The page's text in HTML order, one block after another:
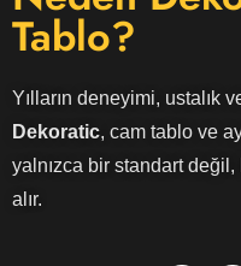
Tablo?
Yılların deneyimi, ustalık
Dekoratic, cam tablo ve
yalnızca bir standart değil,
alır.